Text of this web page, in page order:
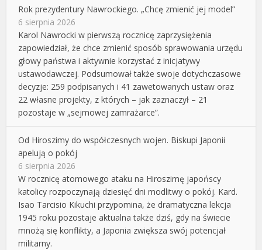
Rok prezydentury Nawrockiego. „Chcę zmienić jej model”
6 sierpnia 2026
Karol Nawrocki w pierwszą rocznicę zaprzysiężenia
zapowiedział, że chce zmienić sposób sprawowania urzędu
głowy państwa i aktywnie korzystać z inicjatywy
ustawodawczej. Podsumował także swoje dotychczasowe
decyzje: 259 podpisanych i 41 zawetowanych ustaw oraz
22 własne projekty, z których – jak zaznaczył – 21
pozostaje w „sejmowej zamrażarce”.
Od Hiroszimy do współczesnych wojen. Biskupi Japonii
apelują o pokój
6 sierpnia 2026
W rocznicę atomowego ataku na Hiroszimę japońscy
katolicy rozpoczynają dziesięć dni modlitwy o pokój. Kard.
Isao Tarcisio Kikuchi przypomina, że dramatyczna lekcja
1945 roku pozostaje aktualna także dziś, gdy na świecie
mnożą się konflikty, a Japonia zwiększa swój potencjał
militarny.